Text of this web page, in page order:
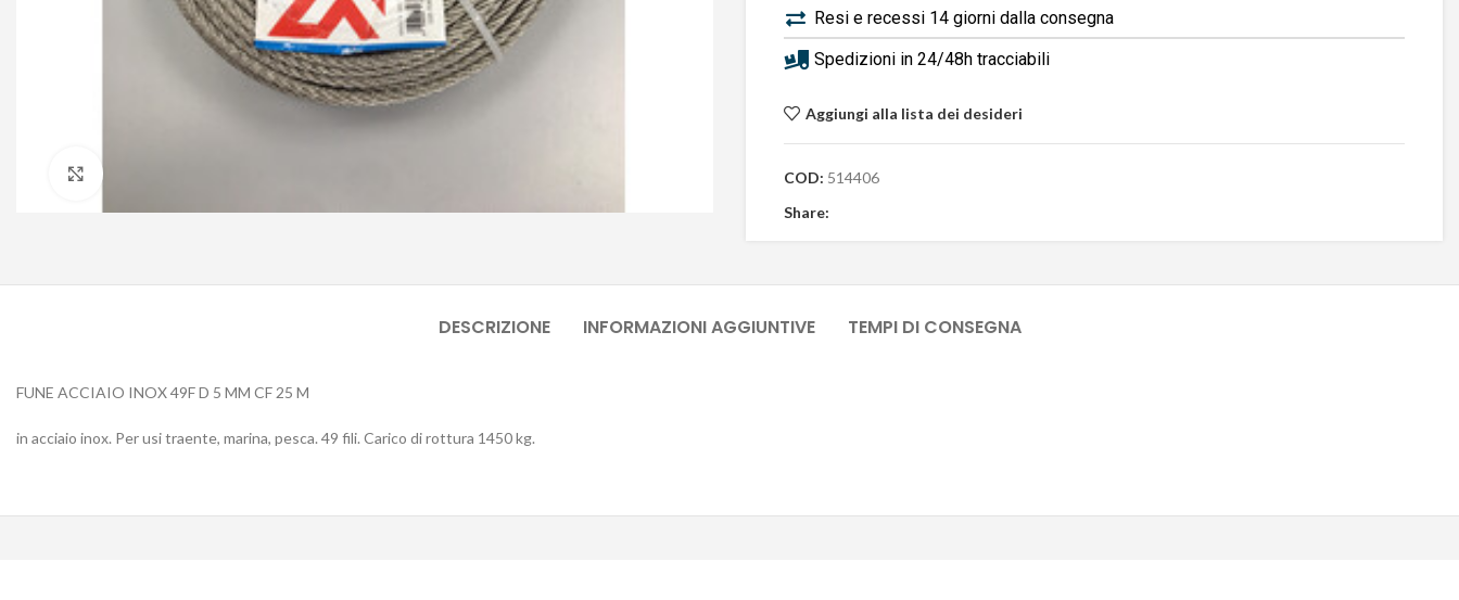
Resi e recessi 14 giorni dalla consegna
Spedizioni in 24/48h tracciabili
Aggiungi alla lista dei desideri
COD: 514406
Share:
DESCRIZIONE INFORMAZIONI AGGIUNTIVE TEMPI DI CONSEGNA
FUNE ACCIAIO INOX 49F D 5 MM CF 25 M
in acciaio inox. Per usi traente, marina, pesca. 49 fili. Carico di rottura 1450 kg.